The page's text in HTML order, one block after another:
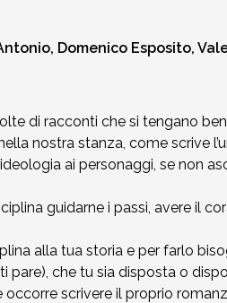
Domenico Esposito,
di racconti che si tengano
nostra stanza, come scrive
ai personaggi, se non
guidarne i passi, avere il
alla tua storia e per farlo
pare), che tu sia disposta o
scrivere il proprio